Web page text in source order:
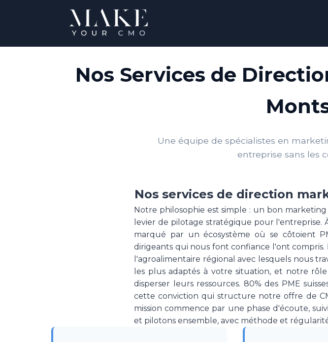
Nos Services de
Une équipe de spécialistes en
entreprise sans les
Nos services de direction
Notre philosophie est simple : un bon
levier de pilotage stratégique pour l'entreprise.
marqué par un écosystème où se côtoient
dirigeants qui nous font confiance l'ont
l'agroalimentaire régional avec lesquels nous
les plus adaptés à votre situation, et notre
disperser leurs ressources. 80% des PME
cette conviction qui structure notre offre de
mission commence par une phase d'écoute,
et pilotons ensemble, avec méthode et